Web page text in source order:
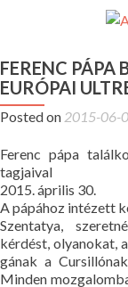
FERENC PÁPA
EURÓPAI
Posted on 2015-06-
Ferenc pápa
tagjaival
2015. április 30.
A pápához intézett
Szentatya,
kérdést, olyanokat,
gának a
Minden